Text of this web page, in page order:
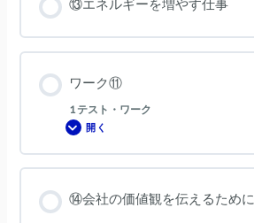
⑬エネルギーを増やす仕事
ワーク⑪
1 テスト・ワーク
開く
ワ
ク
⑪
⑭会社の価値観を伝えるために